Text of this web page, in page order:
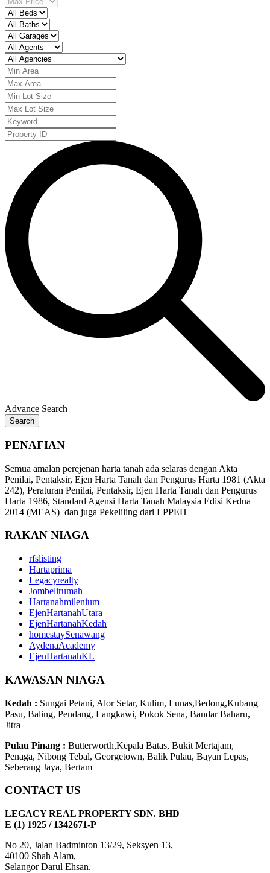
Advance Search
Search
PENAFIAN
Semua amalan perejenan harta tanah ada selaras dengan Akta
Penilai, Pentaksir, Ejen Harta Tanah dan Pengurus Harta 1981 (Akta
242), Peraturan Penilai, Pentaksir, Ejen Harta Tanah dan Pengurus
Harta 1986, Standard Agensi Harta Tanah Malaysia Edisi Kedua
2014 (MEAS) dan juga Pekeliling dari LPPEH
RAKAN NIAGA
rfslisting
Hartaprima
Legacyrealty
Jombelirumah
Hartanahmilenium
EjenHartanahUtara
EjenHartanahKedah
homestaySenawang
AydenaAcademy
EjenHartanahKL
KAWASAN NIAGA
Kedah : Sungai Petani, Alor Setar, Kulim, Lunas,Bedong,Kubang
Pasu, Baling, Pendang, Langkawi, Pokok Sena, Bandar Baharu,
Jitra
Pulau Pinang : Butterworth,Kepala Batas, Bukit Mertajam,
Penaga, Nibong Tebal, Georgetown, Balik Pulau, Bayan Lepas,
Seberang Jaya, Bertam
CONTACT US
LEGACY REAL PROPERTY SDN. BHD
E (1) 1925 / 1342671-P
No 20, Jalan Badminton 13/29, Seksyen 13,
40100 Shah Alam,
Selangor Darul Ehsan.